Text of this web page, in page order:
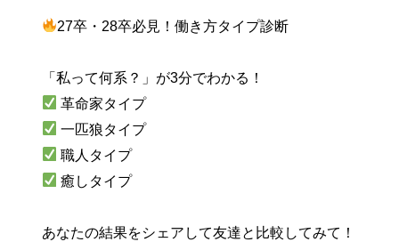
27卒・28卒必見！働き方タイプ診断
「私って何系？」が3分でわかる！
革命家タイプ
一匹狼タイプ
職人タイプ
癒しタイプ
あなたの結果をシェアして友達と比較してみて！